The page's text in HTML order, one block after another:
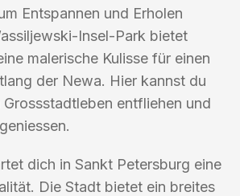
Entspannen und Erholen
Insel-Park bietet
malerische Kulisse für einen
der Newa. Hier kannst du
entfliehen und
dich in Sankt Petersburg eine
Die Stadt bietet ein breites